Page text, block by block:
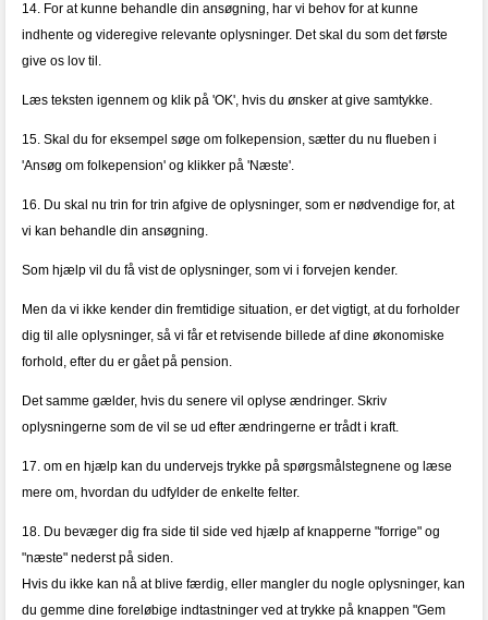
14. For at kunne behandle din ansøgning, har vi behov for at kunne
indhente og videregive relevante oplysninger. Det skal du som det første
give os lov til.
Læs teksten igennem og klik på 'OK', hvis du ønsker at give samtykke.
15. Skal du for eksempel søge om folkepension, sætter du nu flueben i
'Ansøg om folkepension' og klikker på 'Næste'.
16. Du skal nu trin for trin afgive de oplysninger, som er nødvendige for, at
vi kan behandle din ansøgning.
Som hjælp vil du få vist de oplysninger, som vi i forvejen kender.
Men da vi ikke kender din fremtidige situation, er det vigtigt, at du forholder
dig til alle oplysninger, så vi får et retvisende billede af dine økonomiske
forhold, efter du er gået på pension.
Det samme gælder, hvis du senere vil oplyse ændringer. Skriv
oplysningerne som de vil se ud efter ændringerne er trådt i kraft.
17. om en hjælp kan du undervejs trykke på spørgsmålstegnene og læse
mere om, hvordan du udfylder de enkelte felter.
18. Du bevæger dig fra side til side ved hjælp af knapperne "forrige" og
"næste" nederst på siden.
Hvis du ikke kan nå at blive færdig, eller mangler du nogle oplysninger, kan
du gemme dine foreløbige indtastninger ved at trykke på knappen "Gem